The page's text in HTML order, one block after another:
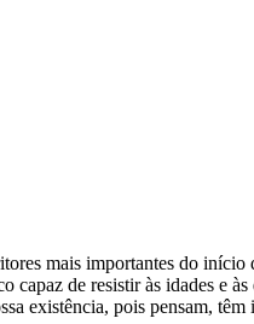
mais importantes do
de resistir às idades e
existência, pois pensam,